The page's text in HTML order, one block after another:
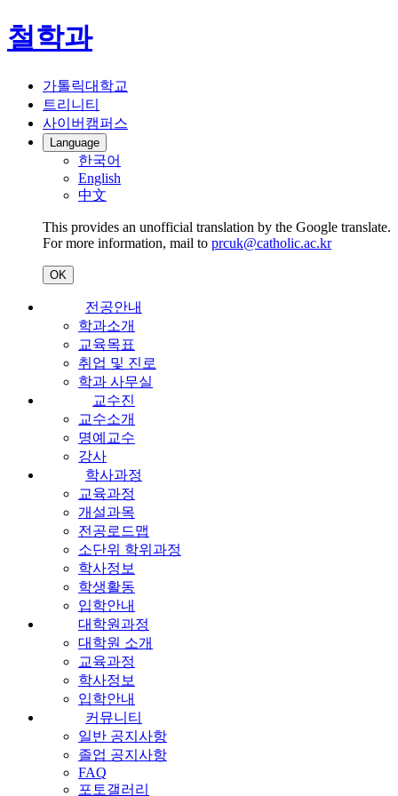
철학과
가톨릭대학교
트리니티
사이버캠퍼스
Language
한국어
English
中文
This provides an unofficial translation by the Google translate.
For more information, mail to prcuk@catholic.ac.kr
OK
전공안내
학과소개
교육목표
취업 및 진로
학과 사무실
교수진
교수소개
명예교수
강사
학사과정
교육과정
개설과목
전공로드맵
소단위 학위과정
학사정보
학생활동
입학안내
대학원과정
대학원 소개
교육과정
학사정보
입학안내
커뮤니티
일반 공지사항
졸업 공지사항
FAQ
포토갤러리